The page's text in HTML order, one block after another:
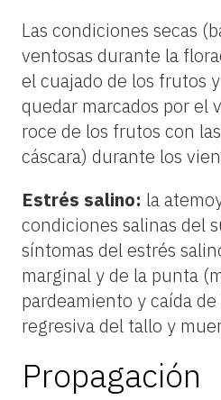
Las condiciones secas
ventosas durante la
el cuajado de los frutos
quedar marcados por el
roce de los frutos con
cáscara) durante los
Estrés salino: la
condiciones salinas del
síntomas del estrés
marginal y de la punta
pardeamiento y caída
regresiva del tallo y
Propagación